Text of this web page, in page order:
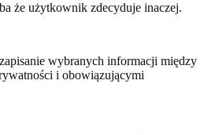
że użytkownik zdecyduje inaczej.
wybranych informacji między
i obowiązującymi